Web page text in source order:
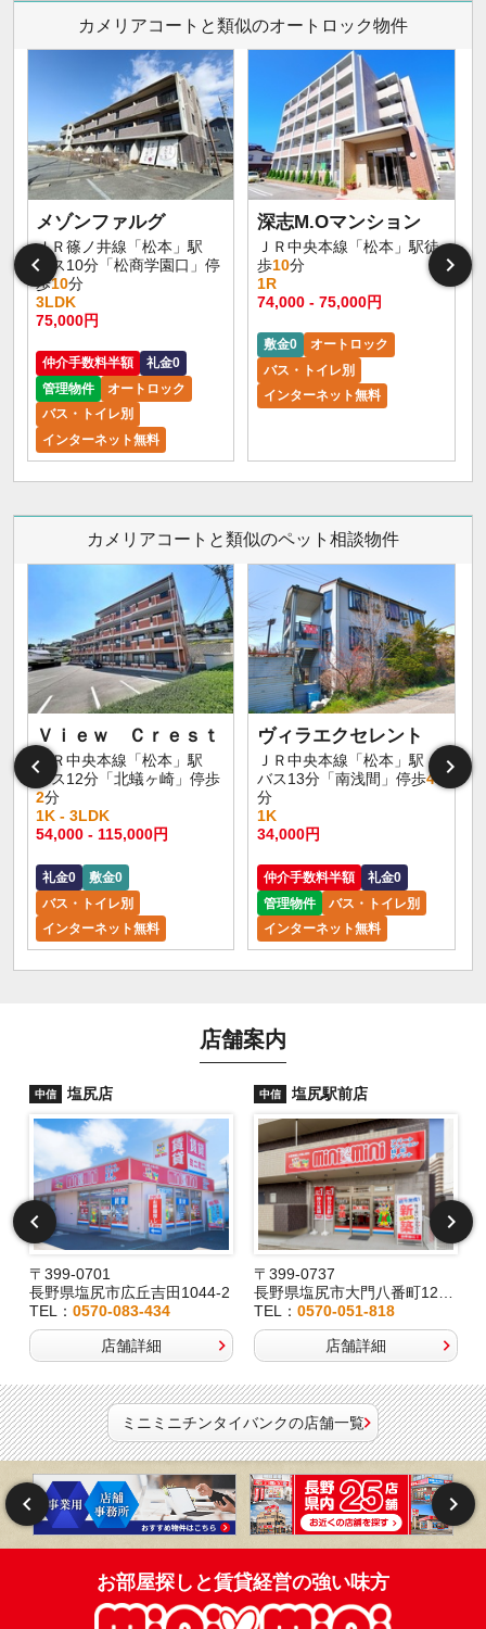
カメリアコートと類似のオートロック物件
メゾンファルグ
ＪＲ篠ノ井線「松本」駅
バス10分「松商学園口」停
歩10分
3LDK
75,000円
仲介手数料半額
礼金0
管理物件
オートロック
バス・トイレ別
インターネット無料
深志M.Oマンション
ＪＲ中央本線「松本」駅徒
歩10分
1R
74,000 - 75,000円
敷金0
オートロック
バス・トイレ別
インターネット無料
カメリアコートと類似のペット相談物件
Ｖｉｅｗ Ｃｒｅｓｔ
ＪＲ中央本線「松本」駅
バス12分「北蟻ヶ崎」停歩
2分
1K - 3LDK
54,000 - 115,000円
礼金0
敷金0
バス・トイレ別
インターネット無料
ヴィラエクセレント
ＪＲ中央本線「松本」駅
バス13分「南浅間」停歩4
分
1K
34,000円
仲介手数料半額
礼金0
管理物件
バス・トイレ別
インターネット無料
店舗案内
中信 塩尻店
〒399-0701
長野県塩尻市広丘吉田1044-2
TEL： 0570-083-434
店舗詳細
中信 塩尻駅前店
〒399-0737
長野県塩尻市大門八番町12-29
TEL： 0570-051-818
店舗詳細
ミニミニチンタイバンクの店舗一覧
お部屋探しと賃貸経営の強い味方